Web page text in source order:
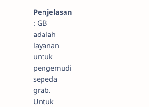
Penjelasan
: GB
adalah
layanan
untuk
pengemudi
sepeda
grab.
Untuk